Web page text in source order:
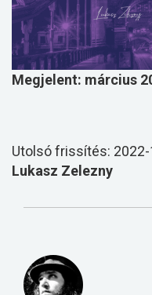
Megjelent: március
Utolsó frissítés:
Lukasz Zelezny